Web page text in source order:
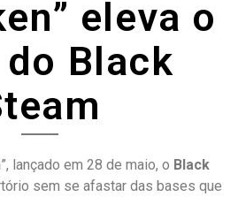
eleva o
Black
”, lançado em 28 de maio, o Black
sem se afastar das bases que